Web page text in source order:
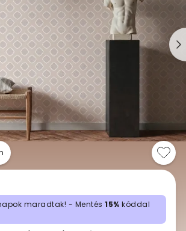
maradtak! - Mentés 15% kóddal